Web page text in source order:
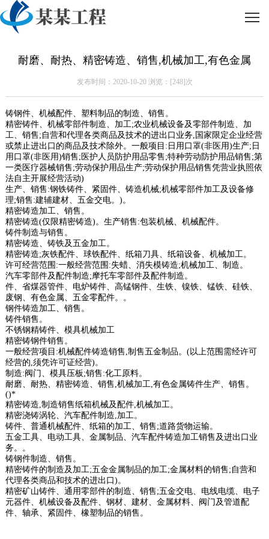
耐磨、耐热、精密铸造、销售,机械加工,有色金属
发布时间：2020-10-20 浏览：[248]次
铸钢件、机械配件、塑料制品的制造、销售。
精密铸件、机械零部件制造、加工;农业机械设备及零部件制造、加
工、销售;自营和代理各类商品及技术的进出口业务,国家限定企业经营
或禁止进出口的商品及技术除外。一般项目:日用口罩(非医用)生产;日
用口罩(非医用)销售;医护人员防护用品零售;特种劳动防护用品销售;第
一类医疗器械销售;劳动保护用品生产;劳动保护用品销售凭营业执照依
法自主开展经营活动)
生产、销售:钢铁铸件、紧固件、铸造机械;机械零部件加工及设备修
理;销售:建辅建材、五金交电。)。
精密铸造加工、销售。
精密铸造(仅限精密铸造)。生产销售:包装机械、机械配件。
铸件制造与销售。
精密铸造、铸铁及五金加工。
精密铸造;灰铁配件、球铁配件、纸箱刀具、纸箱设备、机械加工。
许可经营范围:一般经营范围:失蜡、消失模铸造;机械加工、制造。
汽车零部件及配件制造;摩托车零部件及配件制造。
件、省煤器管件、电炉铸件、高锰钢件、生铁、镍铁、锰铁、硅铁、
废钢、有色金属、五金零配件。。
钢件铸造加工、销售。
铸件销售。
不锈钢精铸件、模具机械加工
精密铸钢件销售。
一般经营项目:机械配件铸造销售,制售五金制品。(以上范围需经许可
经营的,须凭许可证经营)。
制造:阀门、模具压板;销售:化工原料。
耐磨、耐热、精密铸造、销售,机械加工,有色金属铸件生产、销售。
()*
精密铸造,制造销售纸箱机械及配件,机械加工。
精密浇铸涡轮、汽车配件制造,加工。
铸件、普通机械配件、纸箱的加工、销售;道路货物运输。
五金工具、电动工具、金属制品、汽车配件铸造加工销售及进出口业
务。。
铸钢件制造、销售。
精密铸件的制造及加工;五金金属制品的加工;金属材料的销售;自营和
代理各类商品和技术的进出口)。
精密矿山铸件、通用零部件的制造、销售;五金交电、电线电缆、电子
元器件、机械设备及配件、钢材、建材、金属材料、阀门及管道配
件、轴承、紧固件、橡塑制品的销售。